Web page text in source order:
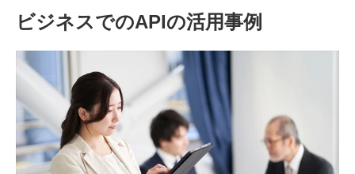
ビジネスでのAPIの活用事例